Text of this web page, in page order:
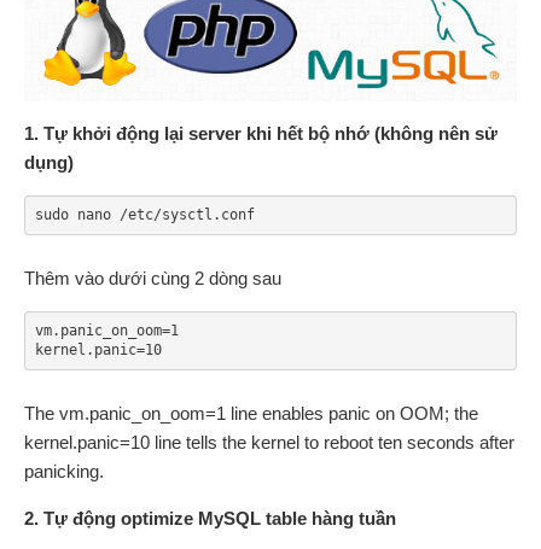
1. Tự khởi động lại server khi hết bộ nhớ (không nên sử
dụng)
sudo nano /etc/sysctl.conf
Thêm vào dưới cùng 2 dòng sau
vm.panic_on_oom=1
kernel.panic=10
The vm.panic_on_oom=1 line enables panic on OOM; the
kernel.panic=10 line tells the kernel to reboot ten seconds after
panicking.
2. Tự động optimize MySQL table hàng tuần